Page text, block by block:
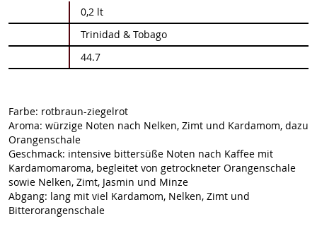
Informationen
0,2 lt
Trinidad & Tobago
44.7
Farbe: rotbraun-ziegelrot
Aroma: würzige Noten nach Nelken, Zimt und Kardamom, dazu
Orangenschale
Geschmack: intensive bittersüße Noten nach Kaffee mit
Kardamomaroma, begleitet von getrockneter Orangenschale
sowie Nelken, Zimt, Jasmin und Minze
Abgang: lang mit viel Kardamom, Nelken, Zimt und
Bitterorangenschale